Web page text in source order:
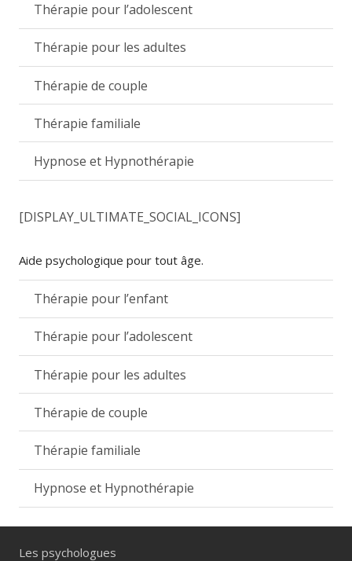
Thérapie pour l’adolescent
Thérapie pour les adultes
Thérapie de couple
Thérapie familiale
Hypnose et Hypnothérapie
[DISPLAY_ULTIMATE_SOCIAL_ICONS]
Aide psychologique pour tout âge.
Thérapie pour l’enfant
Thérapie pour l’adolescent
Thérapie pour les adultes
Thérapie de couple
Thérapie familiale
Hypnose et Hypnothérapie
Les psychologues